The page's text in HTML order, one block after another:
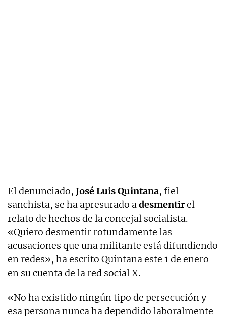
El denunciado, José Luis Quintana, fiel
sanchista, se ha apresurado adesmentirel
relato de hechos de la concejal socialista.
«Quiero desmentir rotundamente las
acusaciones que una militante está difundiendo
en redes», ha escrito Quintana este 1 de enero
en su cuenta de la red social X.
«No ha existido ningún tipo de persecución y
esa persona nunca ha dependido laboralmente